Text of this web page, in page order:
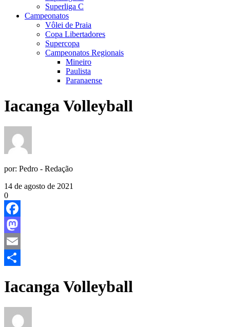
Superliga C
Campeonatos
Vôlei de Praia
Copa Libertadores
Supercopa
Campeonatos Regionais
Mineiro
Paulista
Paranaense
Iacanga Volleyball
por: Pedro - Redação
14 de agosto de 2021
0
Facebook
Mastodon
Email
Iacanga Volleyball